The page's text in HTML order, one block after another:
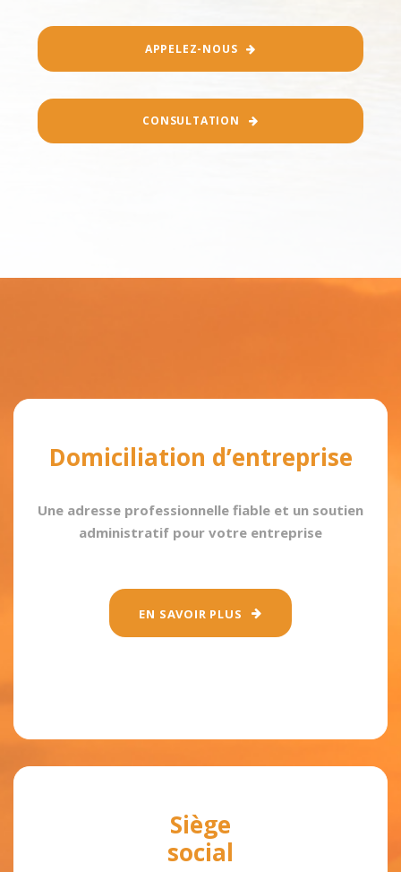
APPELEZ-NOUS
CONSULTATION
Domiciliation d’entreprise
Une adresse professionnelle fiable et un soutien
administratif pour votre entreprise
EN SAVOIR PLUS
Siège
social